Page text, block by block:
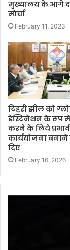
मुख्यालय के आगे
मोर्चा
February 11, 2023
टिहरी झील को
डेस्टिनेशन के रूप
करने के लिये
कार्ययोजना बनाने
दिए
February 16, 2026